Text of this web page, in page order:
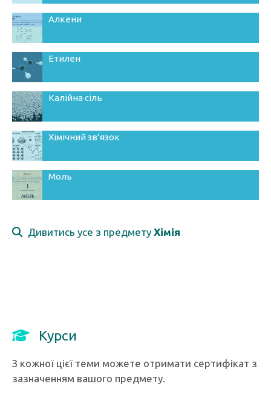
Алкени
Етилен
Калійна сіль
Хімічний зв’язок
Моль
Дивитись усе з предмету Хімія
Курси
З кожної цієї теми можете отримати сертифікат з
зазначенням вашого предмету.